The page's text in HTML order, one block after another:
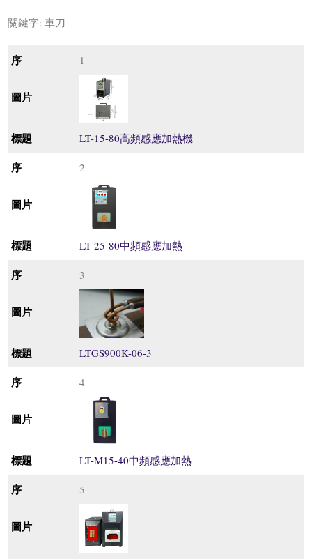
關鍵字:車刀
1
LT-15-80高頻感應加熱機
2
LT-25-80中頻感應加熱
3
LTGS900K-06-3
4
LT-M15-40中頻感應加熱
5